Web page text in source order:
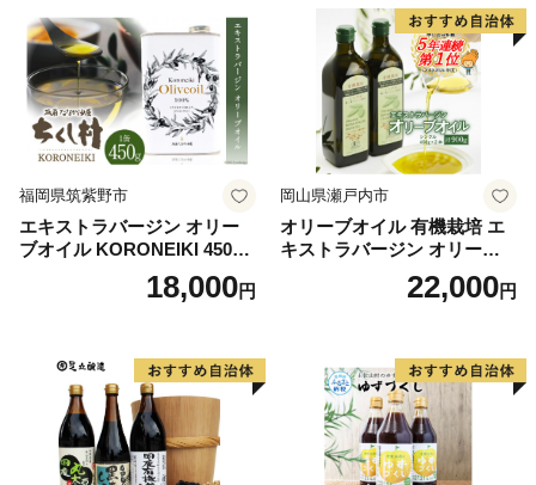
福岡県筑紫野市
エキストラバージン オリー
ブオイル KORONEIKI 450g
[筑前たなか油屋 福岡県 筑紫
野市 21760403] 油 食用油 オ
18,000円
岡山県瀬戸内市
オリーブオイル 有機栽培 エ
キストラバージン オリーブ
オイル シングル 2本 セット
オーガニック 調味料 油 オリ
22,000円